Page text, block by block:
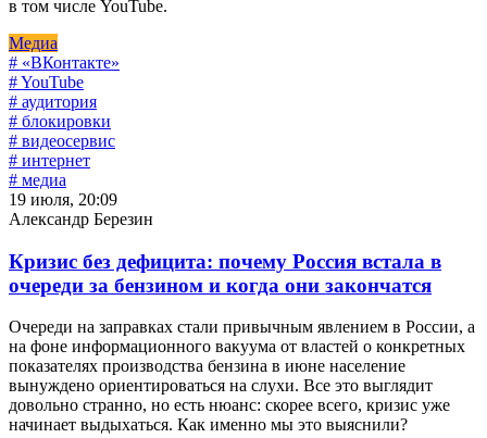
в том числе YouTube.
Медиа
# «ВКонтакте»
# YouTube
# аудитория
# блокировки
# видеосервис
# интернет
# медиа
19 июля, 20:09
Александр Березин
Кризис без дефицита: почему Россия встала в
очереди за бензином и когда они закончатся
Очереди на заправках стали привычным явлением в России, а
на фоне информационного вакуума от властей о конкретных
показателях производства бензина в июне население
вынуждено ориентироваться на слухи. Все это выглядит
довольно странно, но есть нюанс: скорее всего, кризис уже
начинает выдыхаться. Как именно мы это выяснили?